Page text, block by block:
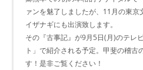
ァンを魅了しましたが、11月の東京
イザナギにも出演致します。
その『古事記』が9月5日(月)のテレ
ト」で紹介される予定。甲斐の稽古
す！是非ご覧ください！